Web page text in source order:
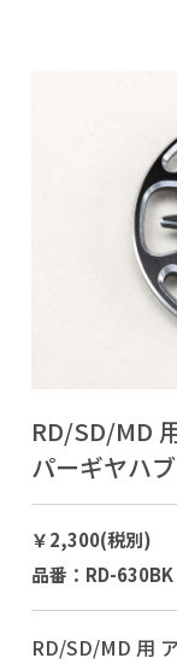
RD/SD/MD
パーギヤハ
￥2,300(税別)
品番：RD-630BK
RD/SD/MD 用